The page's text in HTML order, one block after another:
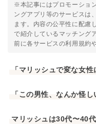
※本記事にはプロモーショ
ングアプリ等のサービスは
ます。内容の公平性に配慮
で紹介しているマッチング
前に各サービスの利用規約
「マリッシュで変な女
「この男性、なんか怪
マリッシュは30代〜40